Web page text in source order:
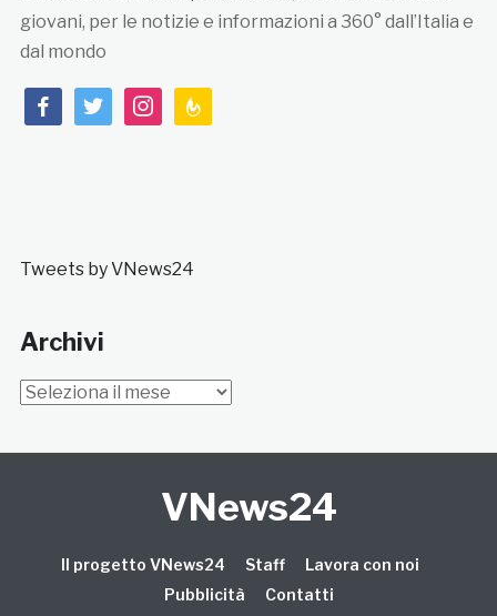
giovani, per le notizie e informazioni a 360° dall’Italia e
dal mondo
facebooktwitterinstagramfeedburner
Tweets by VNews24
Archivi
Archivi
VNews24
Il progetto VNews24 Staff
Lavora con noi
Pubblicità
Contatti